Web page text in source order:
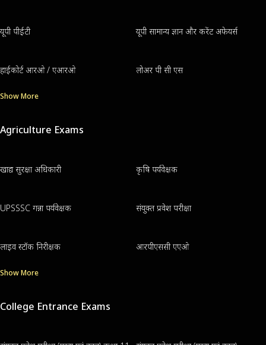
यूपी पीईटी यूपी सामान्य ज्ञान और करेंट अफेयर्स
हाईकोर्ट आरओ / एआरओ लोअर पी सी एस
Show More
Agriculture Exams
खाद्य सुरक्षा अधिकारी कृषि पर्यवेक्षक
UPSSSC गन्ना पर्यवेक्षक संयुक्त प्रवेश परीक्षा
लाइव स्टॉक निरीक्षक आरपीएससी एएओ
Show More
College Entrance Exams